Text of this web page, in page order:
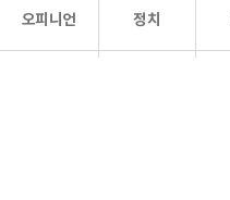
오피니언 정치